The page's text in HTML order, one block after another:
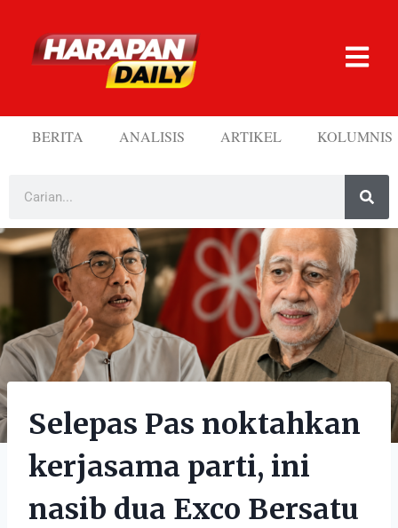
BERITA ANALISIS ARTIKEL KOLUMNIS
Selepas Pas noktahkan
kerjasama parti, ini
nasib dua Exco Bersatu